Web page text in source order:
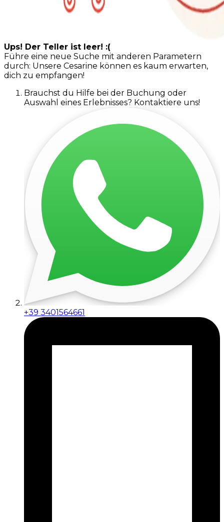
Ups! Der Teller ist leer! :(
Führe eine neue Suche mit anderen Parametern
durch: Unsere Cesarine können es kaum erwarten,
dich zu empfangen!
Brauchst du Hilfe bei der Buchung oder
Auswahl eines Erlebnisses? Kontaktiere uns!
+39 3401564661